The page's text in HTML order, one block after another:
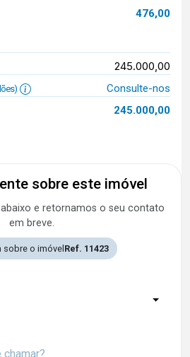
476,00
245.000,00
Consulte-nos
245.000,00
sobre este imóvel
e retornamos o seu contato
em breve.
sobre o imóvel Ref. 11423